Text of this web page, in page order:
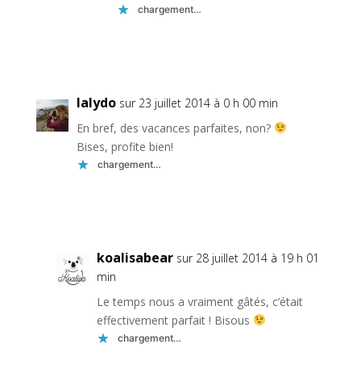
chargement…
lalydo sur 23 juillet 2014 à 0 h 00 min
En bref, des vacances parfaites, non?
Bises, profite bien!
chargement…
koalisabear sur 28 juillet 2014 à 19 h 01
min
Le temps nous a vraiment gâtés, c’était
effectivement parfait ! Bisous
chargement…